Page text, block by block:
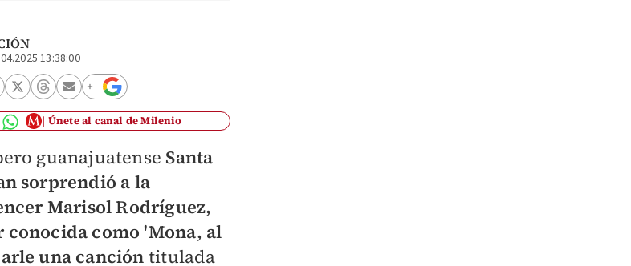
13:38:00
Únete al canal de Milenio
guanajuatense Santa
sorprendió a la
Marisol Rodríguez,
conocida como 'Mona, al
una canción titulada